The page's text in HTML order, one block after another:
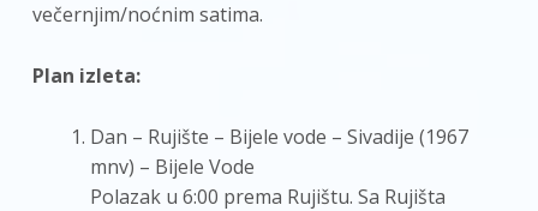
večernjim/noćnim satima.
Plan izleta:
Dan – Rujište – Bijele vode – Sivadije (1967
mnv) – Bijele Vode
Polazak u 6:00 prema Rujištu. Sa Rujišta